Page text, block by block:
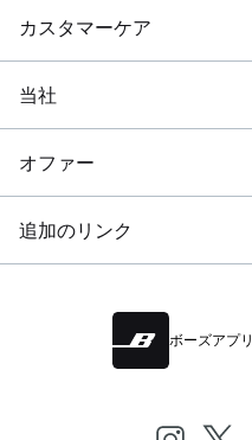
カスタマーケア
当社
オファー
追加のリンク
ボーズアプリ